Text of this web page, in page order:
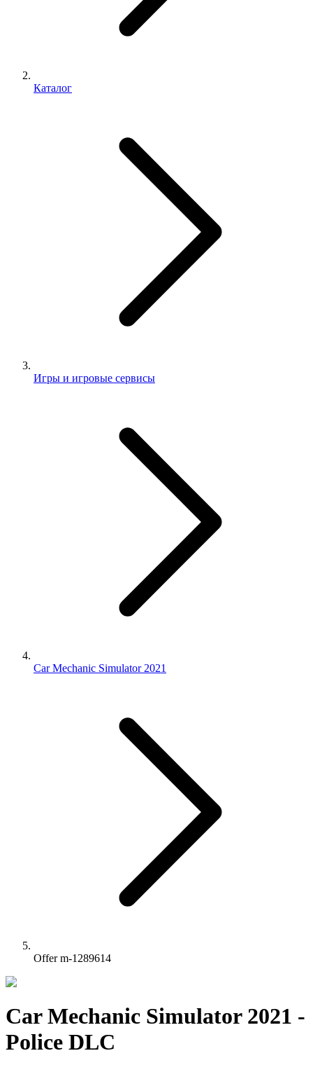
Каталог
Игры и игровые сервисы
Car Mechanic Simulator 2021
Offer m-1289614
Car Mechanic Simulator 2021 -
Police DLC